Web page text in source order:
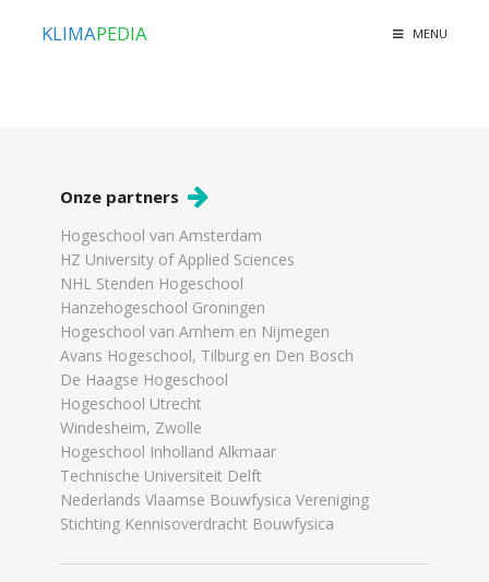
KLIMAPEDIA MENU
Onze partners
Hogeschool van Amsterdam
HZ University of Applied Sciences
NHL Stenden Hogeschool
Hanzehogeschool Groningen
Hogeschool van Arnhem en Nijmegen
Avans Hogeschool, Tilburg en Den Bosch
De Haagse Hogeschool
Hogeschool Utrecht
Windesheim, Zwolle
Hogeschool Inholland Alkmaar
Technische Universiteit Delft
Nederlands Vlaamse Bouwfysica Vereniging
Stichting Kennisoverdracht Bouwfysica